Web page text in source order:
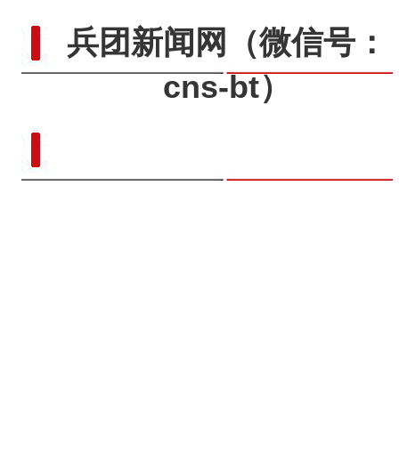
兵团新闻网
（微信号：
cns-bt）